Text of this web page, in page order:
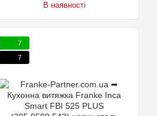
В наявності
7
7